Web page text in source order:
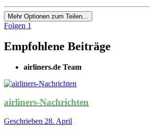
Mehr Optionen zum Teilen...
Folgen 1
Empfohlene Beiträge
airliners.de Team
airliners-Nachrichten
Geschrieben 28. April